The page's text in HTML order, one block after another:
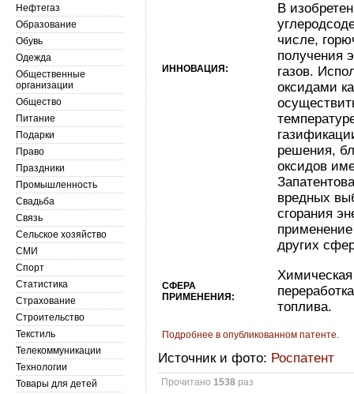
ИННОВАЦИЯ:
В
числе,
получения
газов.
оксидами
решения,
оксидов
вредных
сгорания
других
СФЕРА
ПРИМЕНЕНИЯ:
топлива.
Подробнее в опубликованном патенте.
Источник и фото: Роспатент
Прочитано1538 раз
Нефтегаз
Образование
Обувь
Одежда
Общественные
организации
Общество
Питание
Подарки
Право
Праздники
Промышленность
Свадьба
Связь
Сельское хозяйство
СМИ
Спорт
Статистика
Страхование
Строительство
Текстиль
Телекоммуникации
Технологии
Товары для детей